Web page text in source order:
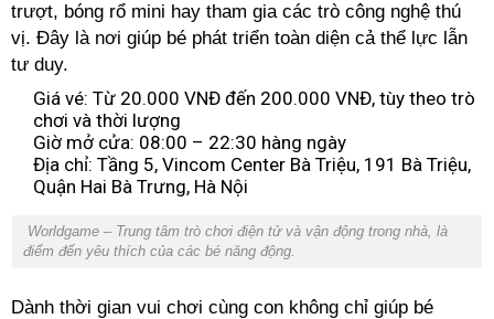
trượt, bóng rổ mini hay tham gia các trò công nghệ thú
vị. Đây là nơi giúp bé phát triển toàn diện cả thể lực lẫn
tư duy.
Giá vé: Từ 20.000 VNĐ đến 200.000 VNĐ, tùy theo trò
chơi và thời lượng
Giờ mở cửa: 08:00 – 22:30 hàng ngày
Địa chỉ: Tầng 5, Vincom Center Bà Triệu, 191 Bà Triệu,
Quận Hai Bà Trưng, Hà Nội
Worldgame – Trung tâm trò chơi điện tử và vận động trong nhà, là
điểm đến yêu thích của các bé năng động.
Dành thời gian vui chơi cùng con không chỉ giúp bé